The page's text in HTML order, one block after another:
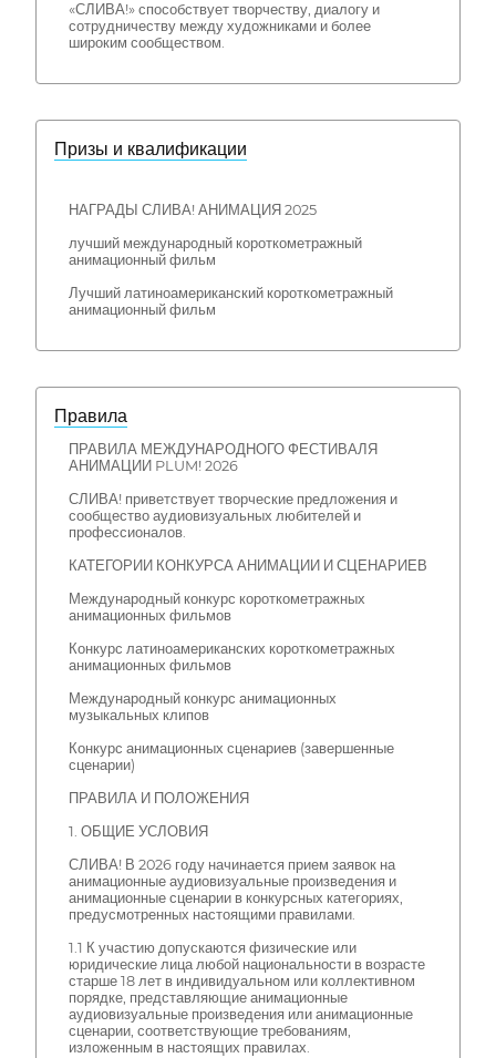
«СЛИВА!» способствует творчеству, диалогу и
сотрудничеству между художниками и более
широким сообществом.
Призы и квалификации
НАГРАДЫ СЛИВА! АНИМАЦИЯ 2025
лучший международный короткометражный
анимационный фильм
Лучший латиноамериканский короткометражный
анимационный фильм
Правила
ПРАВИЛА МЕЖДУНАРОДНОГО ФЕСТИВАЛЯ
АНИМАЦИИ PLUM! 2026
СЛИВА! приветствует творческие предложения и
сообщество аудиовизуальных любителей и
профессионалов.
КАТЕГОРИИ КОНКУРСА АНИМАЦИИ И СЦЕНАРИЕВ
Международный конкурс короткометражных
анимационных фильмов
Конкурс латиноамериканских короткометражных
анимационных фильмов
Международный конкурс анимационных
музыкальных клипов
Конкурс анимационных сценариев (завершенные
сценарии)
ПРАВИЛА И ПОЛОЖЕНИЯ
1. ОБЩИЕ УСЛОВИЯ
СЛИВА! В 2026 году начинается прием заявок на
анимационные аудиовизуальные произведения и
анимационные сценарии в конкурсных категориях,
предусмотренных настоящими правилами.
1.1 К участию допускаются физические или
юридические лица любой национальности в возрасте
старше 18 лет в индивидуальном или коллективном
порядке, представляющие анимационные
аудиовизуальные произведения или анимационные
сценарии, соответствующие требованиям,
изложенным в настоящих правилах.